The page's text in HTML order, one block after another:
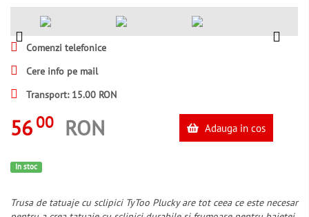
Comenzi telefonice
Cere info pe mail
Transport: 15.00 RON
56 00 RON Adauga in cos
In stoc
Trusa de tatuaje cu sclipici TyToo Plucky are tot ceea ce este necesar